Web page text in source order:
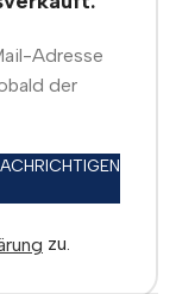
Adresse
der
zu.